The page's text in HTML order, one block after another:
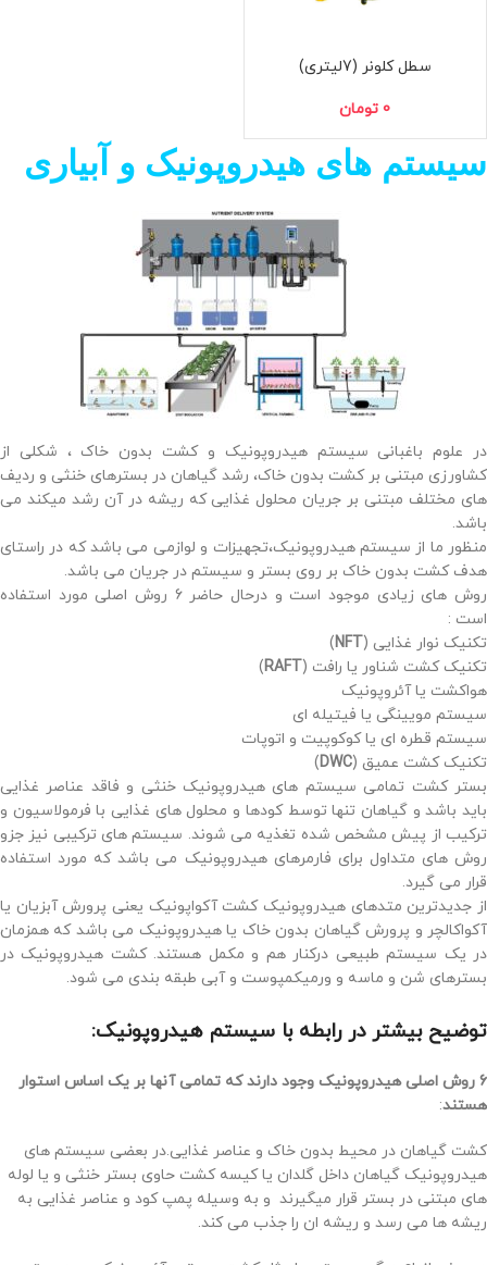
سطل کلونر (7لیتری)
0 تومان
سیستم های هیدروپونیک و آبیاری
در علوم باغبانی سیستم هیدروپونیک و کشت بدون خاک ، شکلی از
کشاورزی مبتنی بر کشت بدون خاک، رشد گیاهان در بسترهای خنثی و ردیف
های مختلف مبتنی بر جریان محلول غذایی که ریشه در آن رشد میکند می
باشد.
منظور ما از سیستم هیدروپونیک،تجهیزات و لوازمی می باشد که در راستای
هدف کشت بدون خاک بر روی بستر و سیستم در جریان می باشد.
روش های زیادی موجود است و درحال حاضر 6 روش اصلی مورد استفاده
است :
تکنیک نوار غذایی (NFT
)
تکنیک کشت شناور یا رافت (RAFT
)
هواکشت یا آئروپونیک
سیستم مویینگی یا فیتیله ای
سیستم قطره ای یا کوکوپیت و اتوپات
تکنیک کشت عمیق (DWC
)
بستر کشت تمامی سیستم های هیدروپونیک خنثی و فاقد عناصر غذایی
باید باشد و گیاهان تنها توسط کودها و محلول های غذایی با فرمولاسیون و
ترکیب از پیش مشخص شده تغذیه می شوند. سیستم های ترکیبی نیز جزو
روش های متداول برای فارمرهای هیدروپونیک می باشد که مورد استفاده
قرار می گیرد.
از جدیدترین متدهای هیدروپونیک کشت آکواپونیک یعنی پرورش آبزیان یا
آکواکالچر و پرورش گیاهان بدون خاک یا هیدروپونیک می باشد که همزمان
در یک سیستم طبیعی درکنار هم و مکمل هستند. کشت هیدروپونیک در
بسترهای شن و ماسه و ورمیکمپوست و آبی طبقه بندی می شود.
توضیح بیشتر در رابطه با سیستم هیدروپونیک:
6 روش اصلی هیدروپونیک وجود دارند که تمامی آنها بر یک اساس استوار
هستند:
کشت گیاهان در محیط بدون خاک و عناصر غذایی.در بعضی سیستم های
هیدروپونیک گیاهان داخل گلدان یا کیسه کشت حاوی بستر خنثی و یا لوله
های مبتنی در بستر قرار میگیرند و به وسیله پمپ کود و عناصر غذایی به
ریشه ها می رسد و ریشه ان را جذب می کند.